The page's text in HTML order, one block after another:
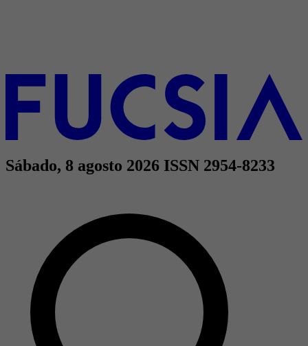
Sábado, 8 agosto 2026 ISSN 2954-8233